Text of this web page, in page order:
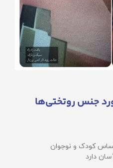
جنس روتختی‌ها
کودک و نوجوان
دارد